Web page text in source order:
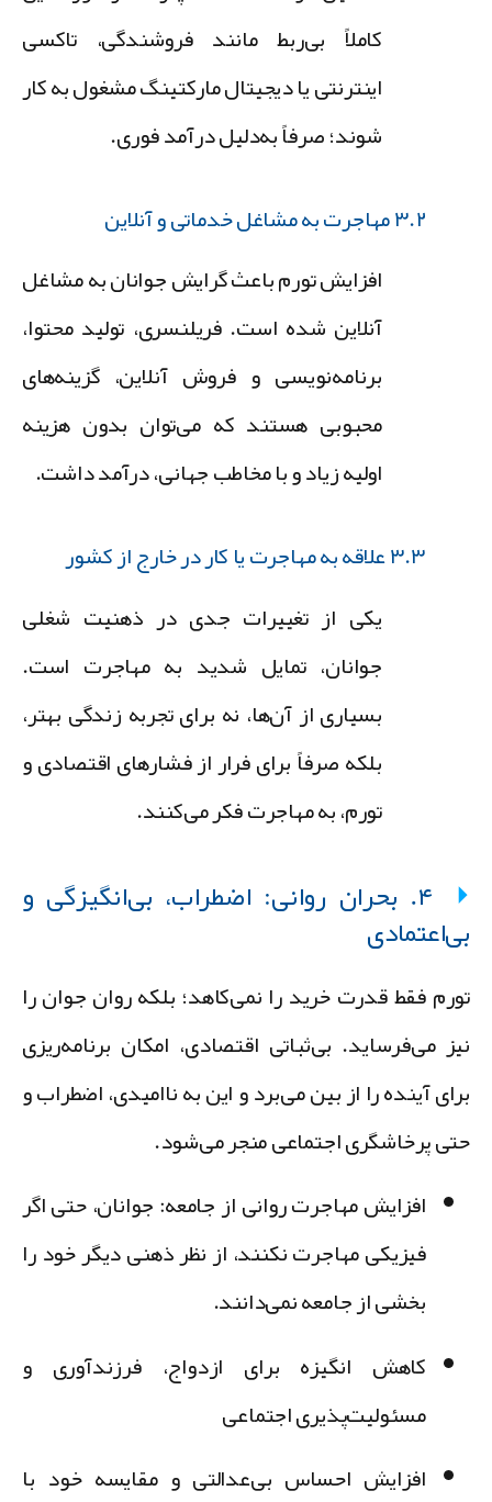
کاملاً بی‌ربط مانند فروشندگی، تاکسی
اینترنتی یا دیجیتال مارکتینگ مشغول به کار
شوند؛ صرفاً به‌دلیل درآمد فوری.
۳.۲ مهاجرت به مشاغل خدماتی و آنلاین
افزایش تورم باعث گرایش جوانان به مشاغل
آنلاین شده است. فریلنسری، تولید محتوا،
برنامه‌نویسی و فروش آنلاین، گزینه‌های
محبوبی هستند که می‌توان بدون هزینه
اولیه زیاد و با مخاطب جهانی، درآمد داشت.
۳.۳ علاقه به مهاجرت یا کار در خارج از کشور
یکی از تغییرات جدی در ذهنیت شغلی
جوانان، تمایل شدید به مهاجرت است.
بسیاری از آن‌ها، نه برای تجربه زندگی بهتر،
بلکه صرفاً برای فرار از فشارهای اقتصادی و
تورم، به مهاجرت فکر می‌کنند.
۴. بحران روانی: اضطراب، بی‌انگیزگی و
فقط قدرت خرید را نمی‌کاهد؛ بلکه روان جوان را
می‌فرساید. بی‌ثباتی اقتصادی، امکان برنامه‌ریزی
آینده را از بین می‌برد و این به ناامیدی، اضطراب و
پرخاشگری اجتماعی منجر می‌شود.
افزایش مهاجرت روانی از جامعه: جوانان، حتی اگر
فیزیکی مهاجرت نکنند، از نظر ذهنی دیگر خود را
بخشی از جامعه نمی‌دانند.
کاهش انگیزه برای ازدواج، فرزندآوری و
مسئولیت‌پذیری اجتماعی
افزایش احساس بی‌عدالتی و مقایسه خود با